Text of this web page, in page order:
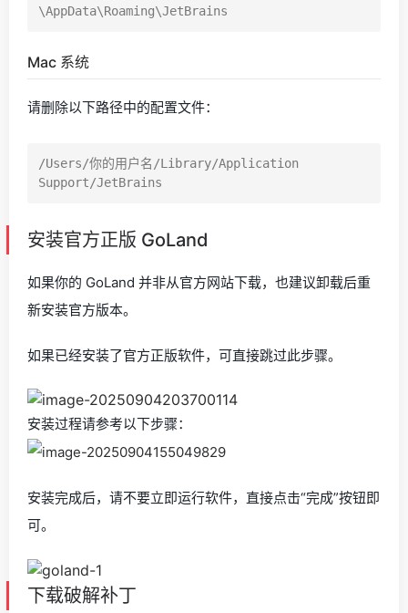
Mac 系统
请删除以下路径中的配置文件：
/Users/你的用户名/Library/Application
安装官方正版 GoLand
如果你的 GoLand 并非从官方网站下载，也建议卸载后重
新安装官方版本。
如果已经安装了官方正版软件，可直接跳过此步骤。
安装过程请参考以下步骤：
安装完成后，请不要立即运行软件，直接点击“完成”按钮即
可。
下载破解补丁